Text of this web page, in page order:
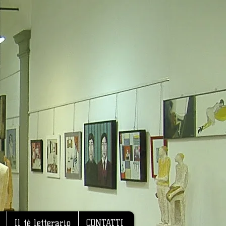
Il tè letterario CONTATTI